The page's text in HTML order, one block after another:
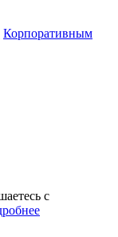
Корпоративным
с